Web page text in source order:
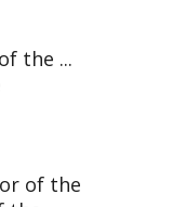
the ...
of the